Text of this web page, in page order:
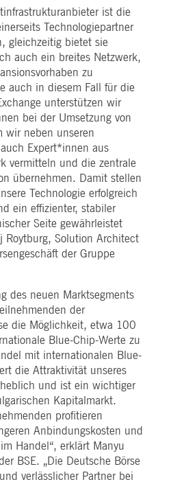
ist die
Technologiepartner
gleichzeitig bietet sie
auch ein breites Netzwerk,
zu
auch in diesem Fall für die
unterstützen wir
bei der Umsetzung von
wir neben unseren
Expert*innen aus
vermitteln und die zentrale
übernehmen. Damit stellen
Technologie erfolgreich
ein effizienter, stabiler
Seite gewährleistet
Roytburg, Solution Architect
der Gruppe
des neuen Marktsegments
der
die Möglichkeit, etwa 100
Blue-Chip-Werte zu
mit internationalen Blue-
die Attraktivität unseres
und ist ein wichtiger
Kapitalmarkt.
profitieren
Anbindungskosten und
Handel“, erklärt Manyu
BSE. „Die Deutsche Börse
verlässlicher Partner bei
erforderlich.
1 Jahr
Dieses Cookie wird vom
verwendet, um die
für Besucher-Cookies zu
Banner von Cookie-
Script.com muss
ordnungsgemäß
Sitzung
Aufrechterhaltung der
Sticky Session verwendet.
5
Monate
4
Wochen
Wird verwendet, um die
Zustimmung des Gastes
zur Verwendung von
Cookies für nicht
wesentliche Zwecke zu
speichern
Sitzung
Dieses Cookie wird vom
Application Gateway
Session auch bei Cross-
Sitzung
Dieses Cookie wird in
Verbindung mit dem
Lastausgleich verwendet,
Client-Anfragen auf den
gleichen Server für jede
Browsersitzung gerichtet
werden, die
effektiven
Ressourcennutzung zu
verbessern. Insbesondere
unterstützt die CORS
(Cross-Origin Resource
Sharing) Version die